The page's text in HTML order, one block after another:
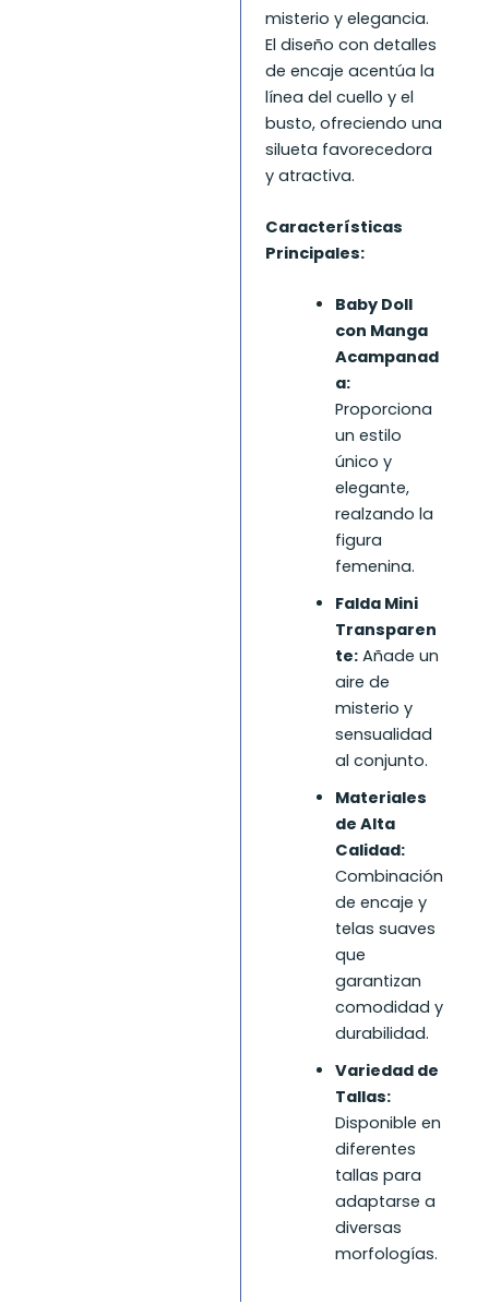
misterio y elegancia.
El diseño con detalles
de encaje acentúa la
línea del cuello y el
busto, ofreciendo una
silueta favorecedora
y atractiva.
Características
Principales:
Baby Doll
con Manga
Acampanad
a:
Proporciona
un estilo
único y
elegante,
realzando la
figura
femenina.
Falda Mini
Transparen
te:Añade un
aire de
misterio y
sensualidad
al conjunto.
Materiales
de Alta
Calidad:
Combinación
de encaje y
telas suaves
que
garantizan
comodidad y
durabilidad.
Variedad de
Tallas:
Disponible en
diferentes
tallas para
adaptarse a
diversas
morfologías.